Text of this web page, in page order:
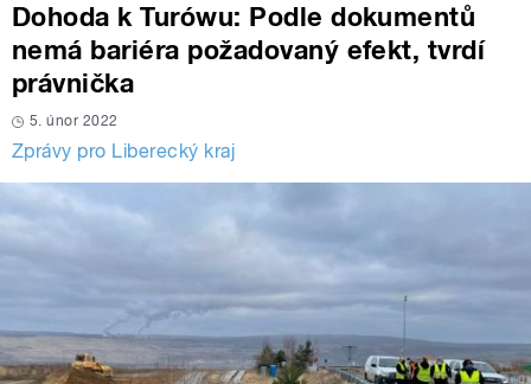
Dohoda k Turówu: Podle dokumentů
nemá bariéra požadovaný efekt, tvrdí
právnička
5. únor 2022
Zprávy pro Liberecký kraj